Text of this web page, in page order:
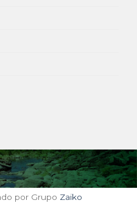
por Grupo Zaiko